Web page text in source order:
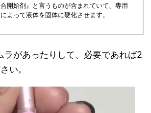
開始剤』と言うものが含まれていて、専用
よって液体を固体に硬化させます。
ラがあったりして、必要であれば2
い。